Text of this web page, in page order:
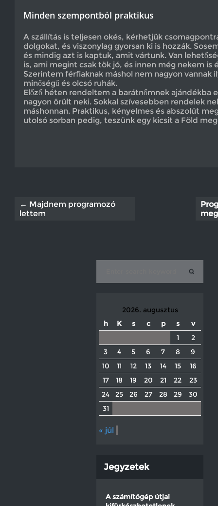
Minden szempontból praktikus
A szállítás is teljesen okés, kérhetjük
dolgokat, és viszonylag gyorsan ki is hozzák.
és mindig azt is kaptuk, amit vártunk. Van
is, ami megint csak tök jó, és innen még nekem is
Szerintem férfiaknak máshol nem nagyon vannak
minőségű és olcsó ruhák.
Előző héten rendeltem a barátnőmnek ajándékba
nagyon örült neki. Sokkal szívesebben rendelek
máshonnan. Praktikus, kényelmes és abszolút
utolsó sorban pedig, teszünk egy kicsit a Föld
← Majdnem programozó
lettem
2026. augusztus
h
K s c p s
v
1
2
3
4 5 6 7 8
9
10
11 12 13 14 15
16
17
18 19 20 21 22
23
24
25 26 27 28 29
30
31
« júl
Jegyzetek
A számítógép útjai